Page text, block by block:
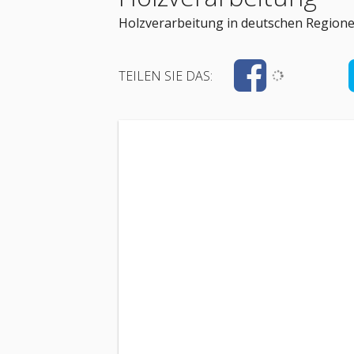
Holzverarbeitung in deutschen
TEILEN SIE DAS: